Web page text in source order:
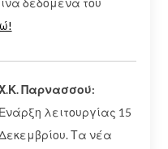
δεδομένα του
Παρνασσού:
Ενάρξη λειτουργίας 15
Τα νέα